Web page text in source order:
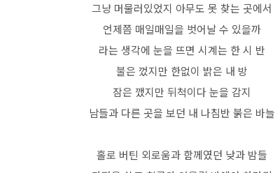
그냥 머물러있었지 아무도 못 찾는 곳에서
언제쯤 매일매일을 벗어날 수 있을까
라는 생각에 눈을 뜨면 시계는 한 시 반
불은 껐지만 한없이 밝은 내 방
잠은 깼지만 뒤척이다 눈을 감지
남들과 다른 곳을 보던 내 나침반 붉은 바늘
홀로 버틴 외로움과 함께였던 낮과 밤들